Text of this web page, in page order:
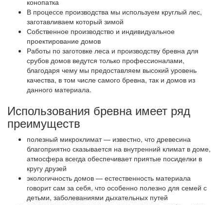
конопатка
В процессе производства мы используем круглый лес,
заготавливаем который зимой
Собственное производство и индивидуальное
проектирование домов
Работы по заготовке леса и производству бревна для
срубов домов ведутся только профессионалами,
благодаря чему мы предоставляем высокий уровень
качества, в том числе самого бревна, так и домов из
данного материала.
Использования бревна имеет ряд
преимуществ
полезный микроклимат — известно, что древесина
благоприятно сказывается на внутренний климат в доме,
атмосфера всегда обеспечивает приятые посиделки в
кругу друзей
экологичность домов — естественность материала
говорит сам за себя, что особенно полезно для семей с
детьми, заболеваниями дыхательных путей